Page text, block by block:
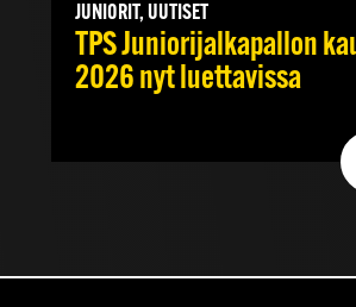
JUNIORIT, UUTISET
TPS Juniorijalkapallon
2026 nyt luettavissa